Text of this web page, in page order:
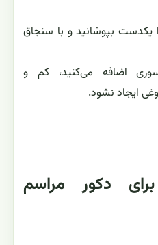
یکدست بپوشانید و با سنجاق
اضافه می‌کنید، کم و
ایجاد نشود.
دکور مراسم